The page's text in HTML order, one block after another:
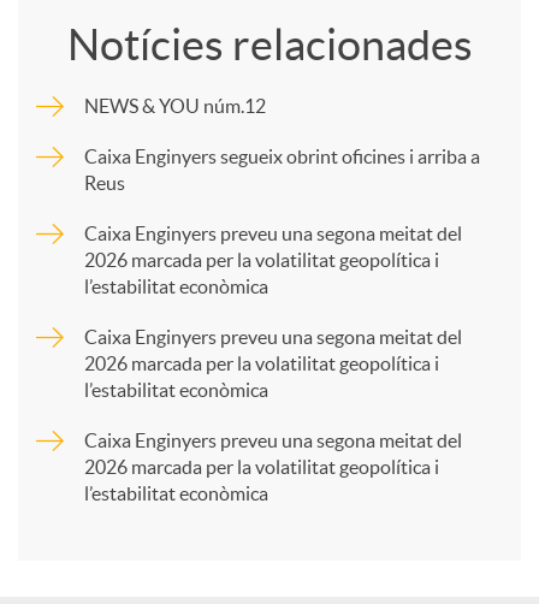
m
p
a
Notícies relacionades
NEWS & YOU núm.12
Caixa Enginyers segueix obrint oficines i arriba a
Reus
Caixa Enginyers preveu una segona meitat del
2026 marcada per la volatilitat geopolítica i
l’estabilitat econòmica
Caixa Enginyers preveu una segona meitat del
2026 marcada per la volatilitat geopolítica i
l’estabilitat econòmica
Caixa Enginyers preveu una segona meitat del
2026 marcada per la volatilitat geopolítica i
l’estabilitat econòmica